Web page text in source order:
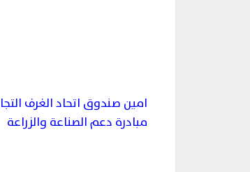
مبادرة دعم الصناعة والزراعة